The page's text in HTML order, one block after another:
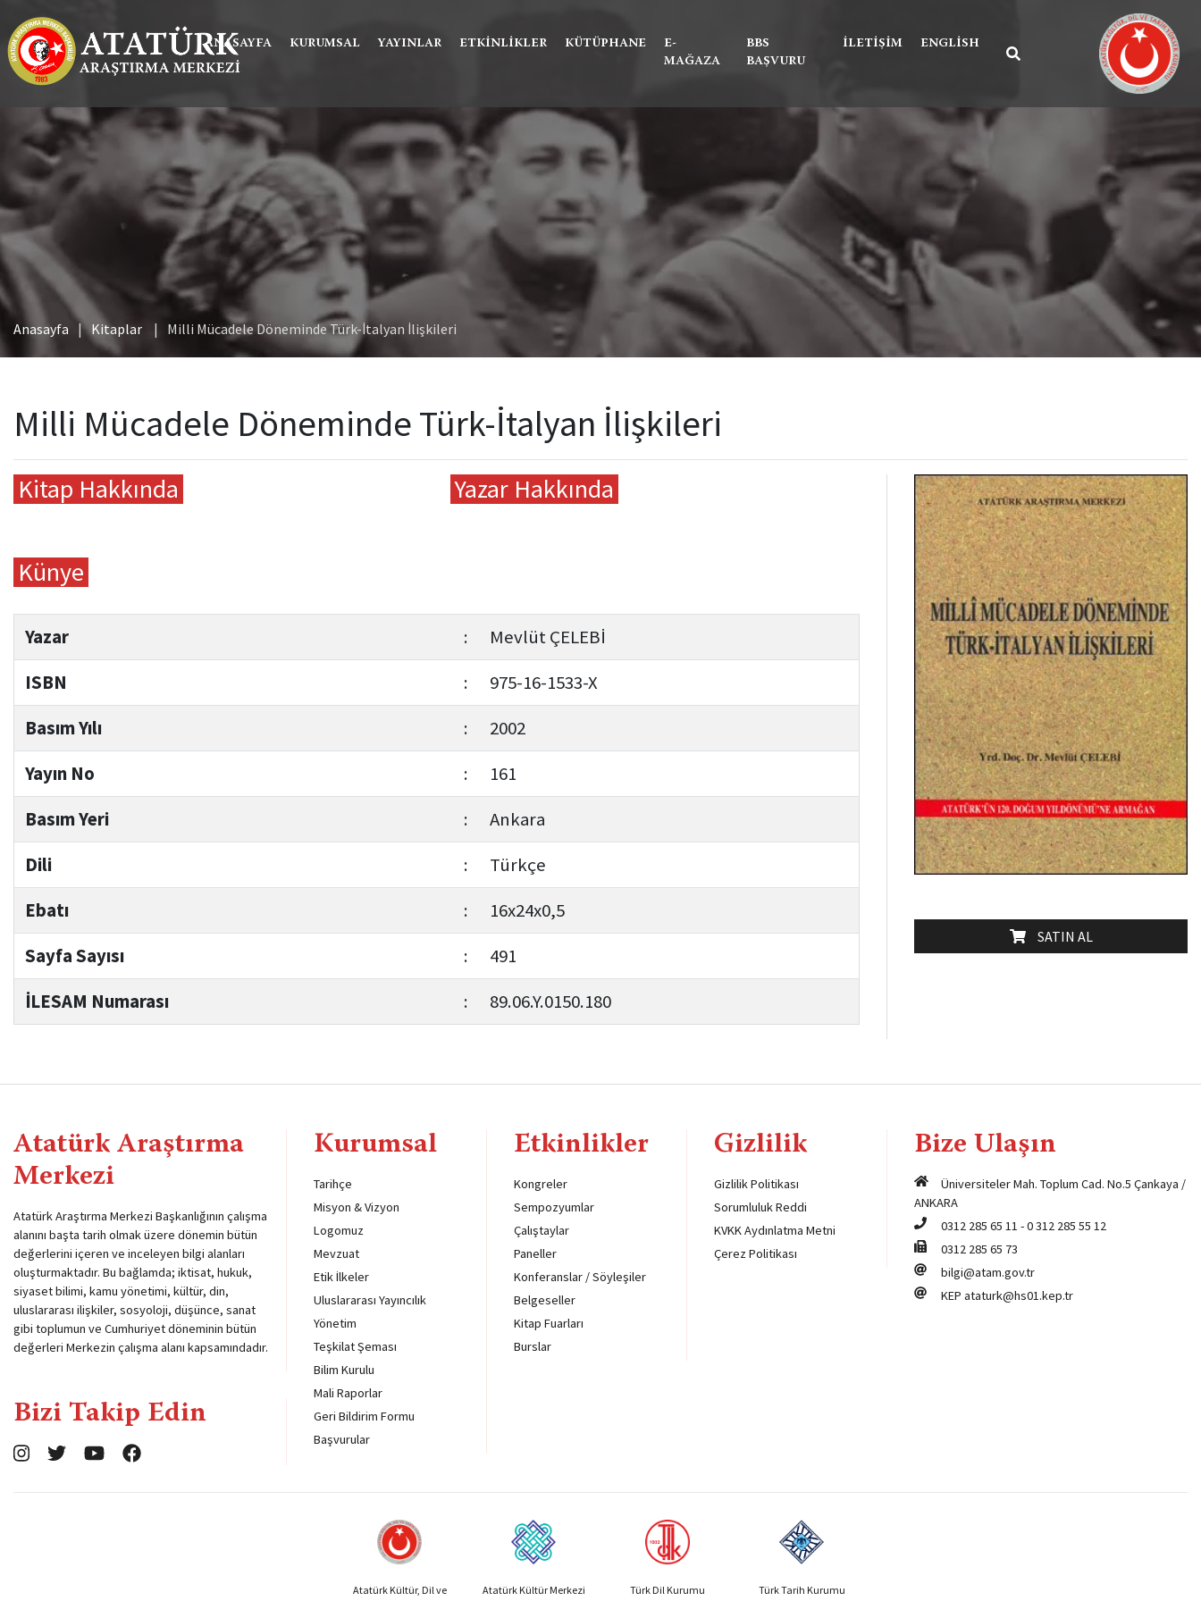
ANASAYFA KURUMSAL YAYINLAR ETKINLIKLER KÜTÜPHANE
E-
MAĞAZA
BBS
BAŞVURU
İLETIŞIM ENGLISH
Anasayfa Kitaplar Milli Mücadele Döneminde Türk-İtalyan İlişkileri
Milli Mücadele Döneminde Türk-İtalyan İlişkileri
Kitap Hakkında Yazar Hakkında
Künye
Yazar :
Mevlüt ÇELEBİ
ISBN
:
975-16-1533-X
Basım Yılı
:
2002
Yayın No
:
161
Basım Yeri
:
Ankara
Dili
:
Türkçe
Ebatı
:
16x24x0,5
Sayfa Sayısı
:
491
İLESAM Numarası
: 89.06.Y.0150.180
SATIN AL
Atatürk Araştırma
Merkezi
Atatürk Araştırma Merkezi Başkanlığının çalışma
alanını başta tarih olmak üzere dönemin bütün
değerlerini içeren ve inceleyen bilgi alanları
oluşturmaktadır. Bu bağlamda; iktisat, hukuk,
siyaset bilimi, kamu yönetimi, kültür, din,
uluslararası ilişkiler, sosyoloji, düşünce, sanat
gibi toplumun ve Cumhuriyet döneminin bütün
değerleri Merkezin çalışma alanı kapsamındadır.
Bizi Takip Edin
Kurumsal
Tarihçe
Misyon & Vizyon
Logomuz
Mevzuat
Etik İlkeler
Uluslararası Yayıncılık
Yönetim
Teşkilat Şeması
Bilim Kurulu
Mali Raporlar
Geri Bildirim Formu
Başvurular
Etkinlikler
Kongreler
Sempozyumlar
Çalıştaylar
Paneller
Konferanslar / Söyleşiler
Belgeseller
Kitap Fuarları
Burslar
Gizlilik
Gizlilik Politikası
Sorumluluk Reddi
KVKK Aydınlatma Metni
Çerez Politikası
Bize Ulaşın
Üniversiteler Mah. Toplum Cad. No.5 Çankaya /
ANKARA
0312 285 65 11 -0 312 285 55 12
0312 285 65 73
bilgi@atam.gov.tr
KEP ataturk@hs01.kep.tr
Atatürk Kültür, Dil ve
Atatürk Kültür Merkezi Türk Dil Kurumu Türk Tarih Kurumu